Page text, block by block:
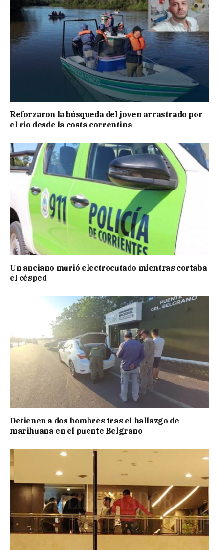
Reforzaron la búsqueda del joven arrastrado por
el río desde la costa correntina
Un anciano murió electrocutado mientras cortaba
el césped
Detienen a dos hombres tras el hallazgo de
marihuana en el puente Belgrano